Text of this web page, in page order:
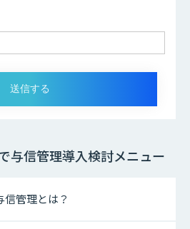
与信管理導入検討メニュー
信管理とは？